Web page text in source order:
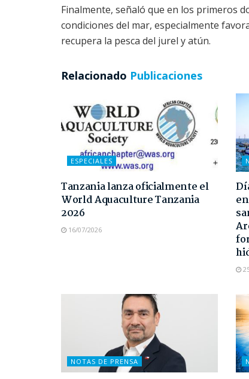
Finalmente, señaló que en los primeros
condiciones del mar, especialmente
recupera la pesca del jurel y atún.
Relacionado Publicaciones
ESPECIALES
Tanzania lanza oficialmente el
World Aquaculture Tanzania
2026
16/07/2026
NOTAS DE PRENSA